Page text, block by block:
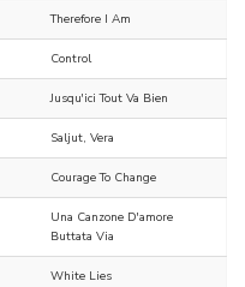
Therefore I Am
Control
Jusqu'ici Tout Va Bien
Saljut, Vera
Courage To Change
Una Canzone D'amore
Buttata Via
White Lies